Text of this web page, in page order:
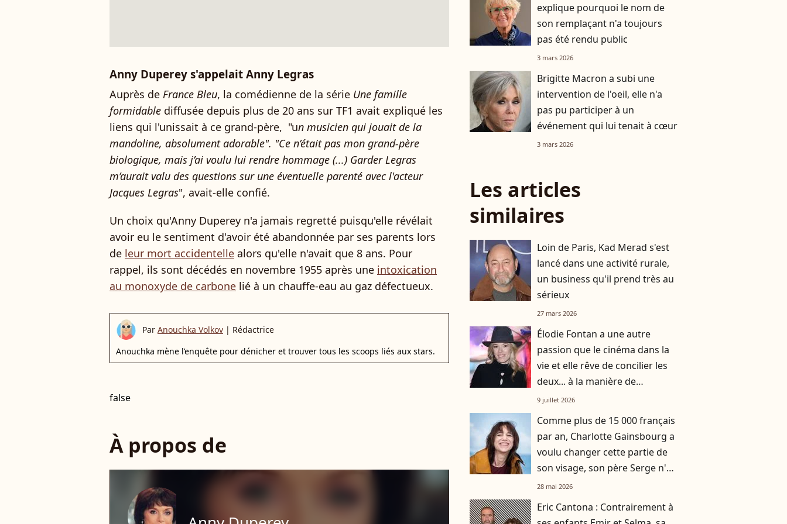
Anny Duperey s'appelait Anny Legras
Auprès de France Bleu, la comédienne de la série Une famille
formidable diffusée depuis plus de 20 ans sur TF1 avait expliqué les
liens qui l'unissait à ce grand-père, "un musicien qui jouait de la
mandoline, absolument adorable". "Ce n’était pas mon grand-père
biologique, mais j’ai voulu lui rendre hommage (...) Garder Legras
m’aurait valu des questions sur une éventuelle parenté avec l'acteur
Jacques Legras", avait-elle confié.
Un choix qu'Anny Duperey n'a jamais regretté puisqu'elle révélait
avoir eu le sentiment d'avoir été abandonnée par ses parents lors
de leur mort accidentelle alors qu'elle n'avait que 8 ans. Pour
rappel, ils sont décédés en novembre 1955 après une intoxication
au monoxyde de carbone lié à un chauffe-eau au gaz défectueux.
Par Anouchka Volkov | Rédactrice
Anouchka mène l’enquête pour dénicher et trouver tous les scoops liés aux stars.
false
À propos de
explique pourquoi le nom de
son remplaçant n'a toujours
pas été rendu public
3 mars 2026
Brigitte Macron a subi une
intervention de l'oeil, elle n'a
pas pu participer à un
événement qui lui tenait à cœur
3 mars 2026
Les articles
similaires
Loin de Paris, Kad Merad s'est
lancé dans une activité rurale,
un business qu'il prend très au
sérieux
27 mars 2026
Élodie Fontan a une autre
passion que le cinéma dans la
vie et elle rêve de concilier les
deux... à la manière de
Guillaume Canet !
9 juillet 2026
Comme plus de 15 000 français
par an, Charlotte Gainsbourg a
voulu changer cette partie de
son visage, son père Serge n'a
pas voulu
28 mai 2026
Eric Cantona : Contrairement à